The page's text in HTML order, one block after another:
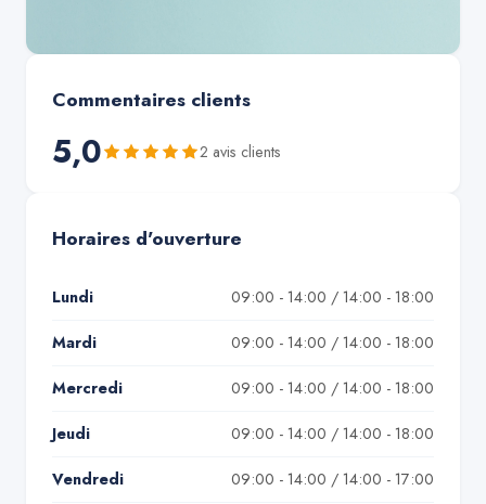
Commentaires clients
5,0 2 avis clients
Horaires d'ouverture
Lundi 09:00 - 14:00 / 14:00 - 18:00
Mardi 09:00 - 14:00 / 14:00 - 18:00
Mercredi 09:00 - 14:00 / 14:00 - 18:00
Jeudi 09:00 - 14:00 / 14:00 - 18:00
Vendredi 09:00 - 14:00 / 14:00 - 17:00